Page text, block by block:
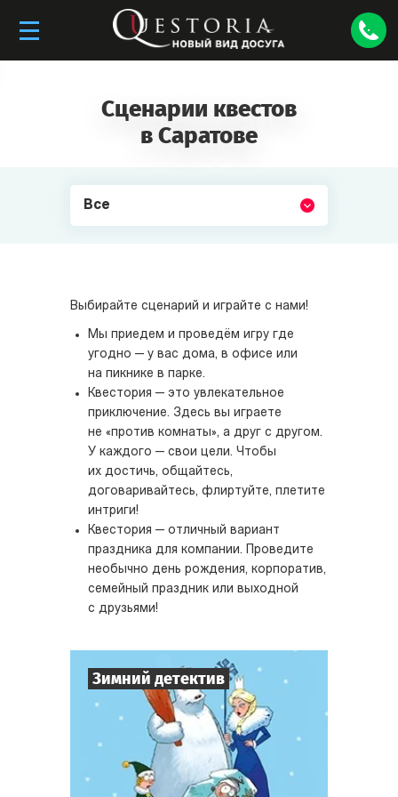
Сценарии квестов
в Саратове
Все
Выбирайте сценарий и играйте с нами!
Мы приедем и проведём игру где
угодно — у вас дома, в офисе или
на пикнике в парке.
Квестория — это увлекательное
приключение. Здесь вы играете
не «против комнаты», а друг с другом.
У каждого — свои цели. Чтобы
их достичь, общайтесь,
договаривайтесь, флиртуйте, плетите
интриги!
Квестория — отличный вариант
праздника для компании. Проведите
необычно день рождения, корпоратив,
семейный праздник или выходной
с друзьями!
Зимний детектив
Игроков 10
Время игры 1-2 ч.